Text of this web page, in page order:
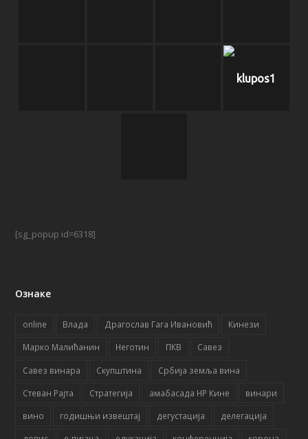
klupos1
[sg_popup id=6318]
Ознаке
online Влада Драгослав Гага Ивановић
Кинези
Марко Малићанин
Неготин ПКВ
Савез
Савез винара
Скупштина
Србија земља вина
Стеван Рајта
Стратегија амабасада НР Кине
винари
вино
годишњи извештај дегустација
делегација